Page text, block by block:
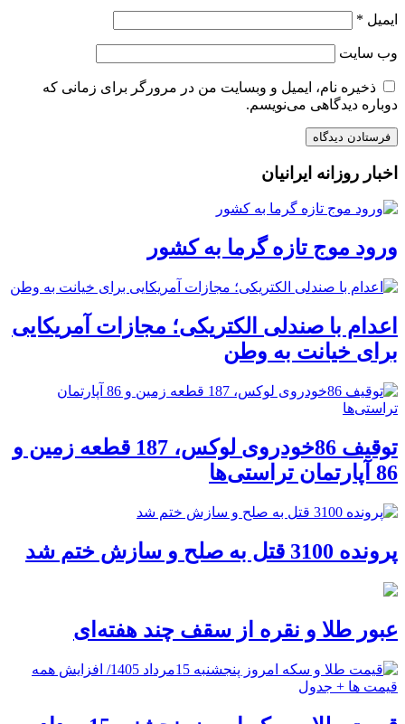
ایمیل *
وب‌ سایت
ذخیره نام، ایمیل و وبسایت من در مرورگر برای زمانی که
دوباره دیدگاهی می‌نویسم.
اخبار روزانه ایرانیان
ورود موج تازه گرما به کشور
اعدام با صندلی الکتریکی؛ مجازات آمریکایی
برای خیانت به وطن
توقیف 86خودروی لوکس، 187 قطعه زمین و
86 آپارتمان تراستی‌ها
پرونده 3100 قتل به صلح و سازش ختم شد
عبور طلا و نقره از سقف چند هفته‌ای